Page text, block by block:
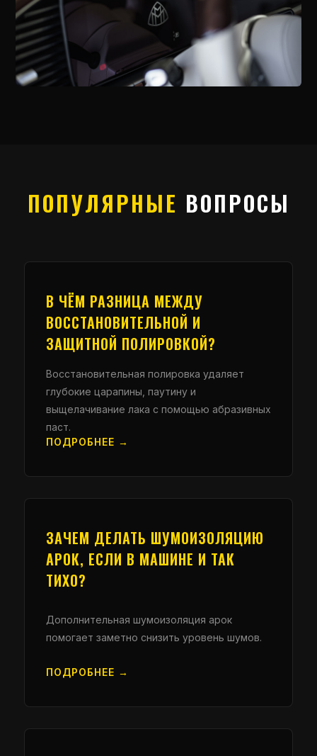
ПОПУЛЯРНЫЕ ВОПРОСЫ
В ЧЁМ РАЗНИЦА МЕЖДУ
ВОССТАНОВИТЕЛЬНОЙ И
ЗАЩИТНОЙ ПОЛИРОВКОЙ?
Восстановительная полировка удаляет
глубокие царапины, паутину и
выщелачивание лака с помощью абразивных
паст.
ПОДРОБНЕЕ →
ЗАЧЕМ ДЕЛАТЬ ШУМОИЗОЛЯЦИЮ
АРОК, ЕСЛИ В МАШИНЕ И ТАК
ТИХО?
Дополнительная шумоизоляция арок
помогает заметно снизить уровень шумов.
ПОДРОБНЕЕ →